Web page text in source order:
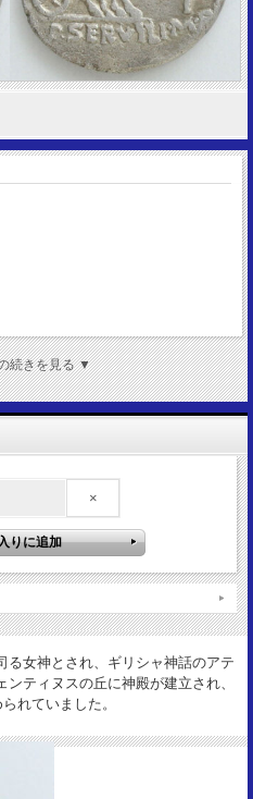
続きを見る ▼
×
る女神とされ、ギリシャ神話のアテ
ティヌスの丘に神殿が建立され、
れていました。